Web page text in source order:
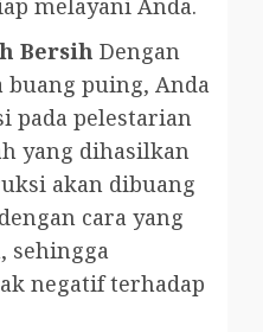
melayani Anda.
Bersih Dengan
buang puing, Anda
pelestarian
yang dihasilkan
akan dibuang
cara yang
sehingga
negatif terhadap